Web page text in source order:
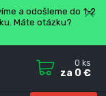
a odošleme do 1-2
Máte otázku?
0 ks
za 0 €